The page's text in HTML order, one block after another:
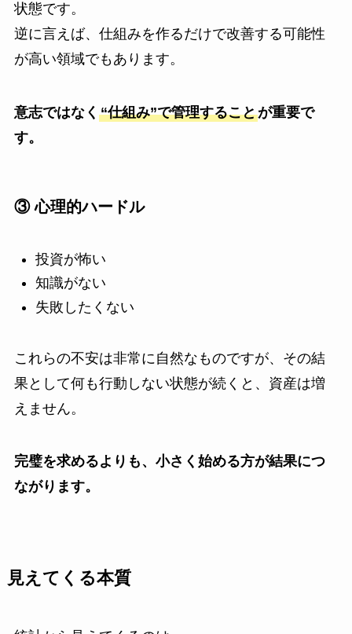
状態です。
逆に言えば、仕組みを作るだけで改善する可能性
が高い領域でもあります。
意志ではなく “仕組み”で管理することが重要で
す。
③ 心理的ハードル
投資が怖い
知識がない
失敗したくない
これらの不安は非常に自然なものですが、その結
果として何も行動しない状態が続くと、資産は増
えません。
完璧を求めるよりも、小さく始める方が結果につ
ながります。
見えてくる本質